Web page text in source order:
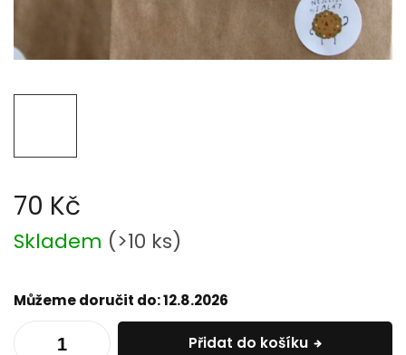
70 Kč
Měrná
cena:
Skladem (>10 ks)
Můžeme doručit do:12.8.2026
Přidat do košíku